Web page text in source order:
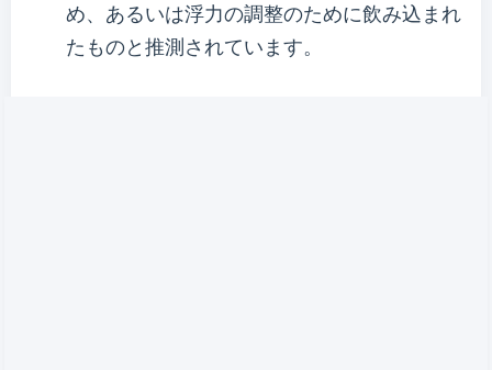
め、あるいは浮力の調整のために飲み込まれ
たものと推測されています。